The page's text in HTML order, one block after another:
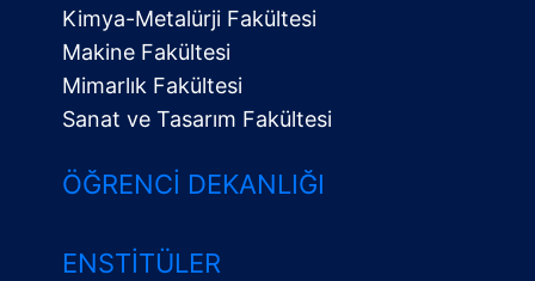
Kimya-Metalürji Fakültesi
Makine Fakültesi
Mimarlık Fakültesi
Sanat ve Tasarım Fakültesi
ÖĞRENCI DEKANLIĞI
ENSTITÜLER